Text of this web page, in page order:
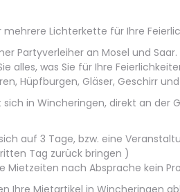
Lichterkette für Ihre
Partyverleiher an Mosel und Saar.
alles, was Sie für Ihre
Hüpfburgen, Gläser, Geschirr
sich in Wincheringen, direkt an der
auf 3 Tage, bzw. eine
Tag zurück bringen )
Mietzeiten nach Absprache kein
Ihre Mietartikel in Wincheringen